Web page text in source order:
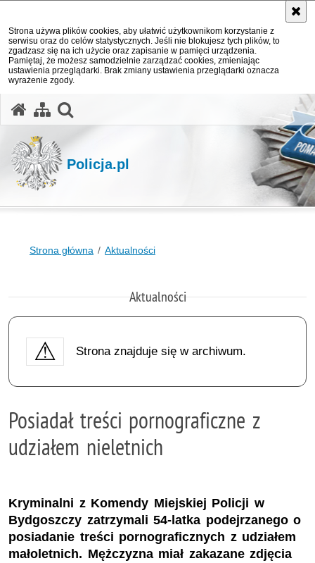
Strona używa plików cookies, aby ułatwić użytkownikom korzystanie z
serwisu oraz do celów statystycznych. Jeśli nie blokujesz tych plików, to
zgadzasz się na ich użycie oraz zapisanie w pamięci urządzenia.
Pamiętaj, że możesz samodzielnie zarządzać cookies, zmieniając
ustawienia przeglądarki. Brak zmiany ustawienia przeglądarki oznacza
wyrażenie zgody.
Policja.pl
Strona główna Aktualności
Aktualności
Strona znajduje się w archiwum.
Posiadał treści pornograficzne z
udziałem nieletnich
Kryminalni z Komendy Miejskiej Policji w
Bydgoszczy zatrzymali 54-latka podejrzanego o
posiadanie treści pornograficznych z udziałem
małoletnich. Mężczyzna miał zakazane zdjęcia